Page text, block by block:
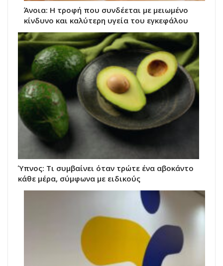
Άνοια: Η τροφή που συνδέεται με μειωμένο
κίνδυνο και καλύτερη υγεία του εγκεφάλου
Ύπνος: Τι συμβαίνει όταν τρώτε ένα αβοκάντο
κάθε μέρα, σύμφωνα με ειδικούς